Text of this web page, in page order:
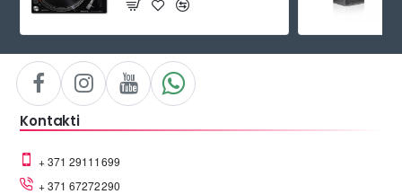
Kontakti
+ 371 29111699
+ 371 67272290